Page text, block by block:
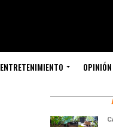
ENTRETENIMIENTO OPINIÓN